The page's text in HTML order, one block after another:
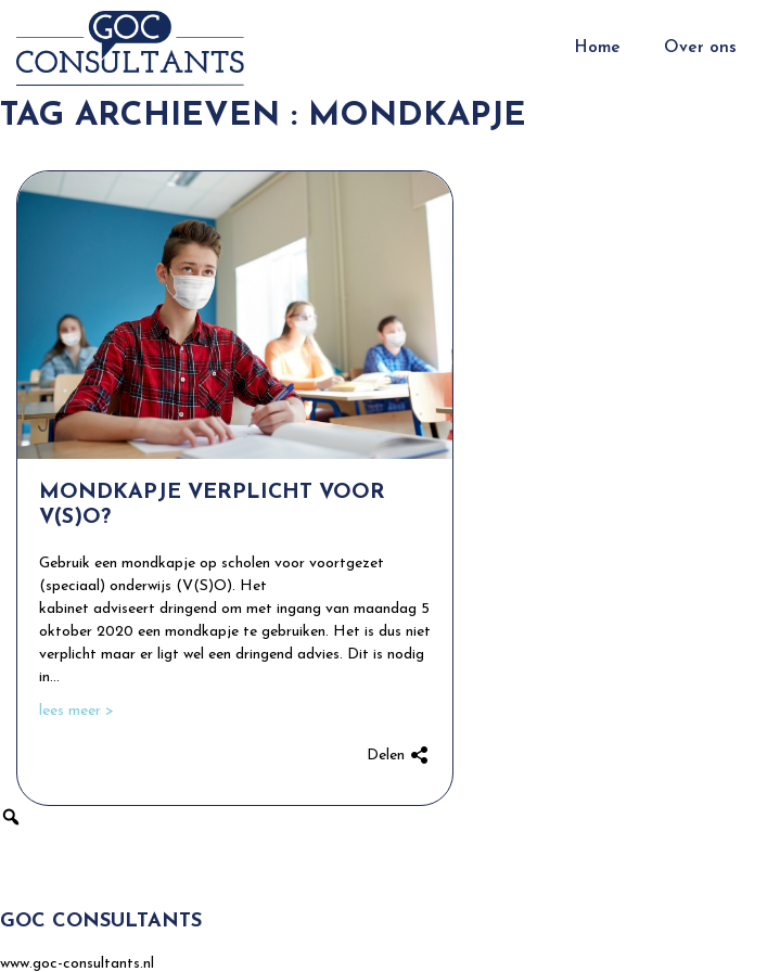
Home Over ons
TAG ARCHIEVEN : MONDKAPJE
MONDKAPJE VERPLICHT VOOR
V(S)O?
Gebruik een mondkapje op scholen voor voortgezet
(speciaal) onderwijs (V(S)O). Het
kabinet adviseert dringend om met ingang van maandag 5
oktober 2020 een mondkapje te gebruiken. Het is dus niet
verplicht maar er ligt wel een dringend advies. Dit is nodig
in...
lees meer >
Delen
GOC CONSULTANTS
www.goc-consultants.nl